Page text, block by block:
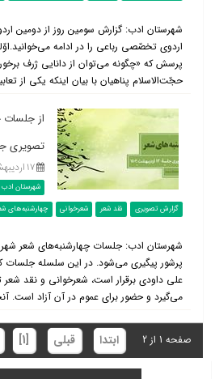
شهرستان ادب: گزارش سومین روز از دومین
اردوی تخصّصی رباعی را در ادامه
پرسش که «چگونه می‌توان از دانایی ژرف
حجّت‌الاسلام پناهیان با بیان اینکه یکی از
تصویری جلسۀ ۱۳
۱۷ اردیبهشت ۱۴۰۲ |
شهرستان ادب
گزارش تصویری
نقد شعر شعرخوانی چهارشنبه‌های
شهرستان ادب: جلسات چهارشنبه‌های شعر
پرشور پیگیری می‌شود. در این سلسله جلسات
علی داودی برقرار است، شعرخوانی و نقد
می‌گیرد و حضور برای عموم در آن آزاد است.
صفحه 1 از 2 ابتدا قبلی [1]